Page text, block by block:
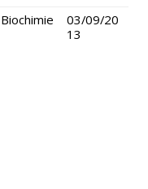
Biochimie
03/09/20
13